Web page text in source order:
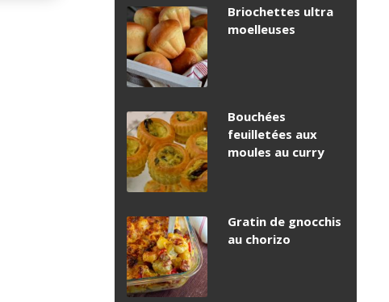
Briochettes ultra
moelleuses
Bouchées
feuilletées aux
moules au curry
Gratin de gnocchis
au chorizo